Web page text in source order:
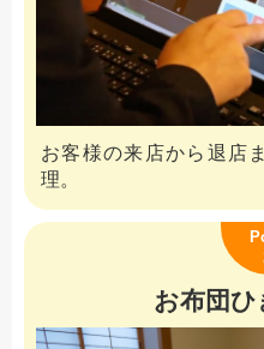
お客様の来店から退店
理。
お布団ひ